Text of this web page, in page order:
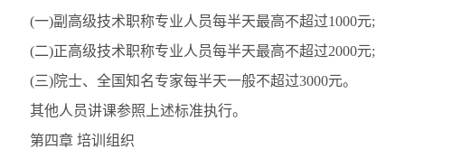
(一)副高级技术职称专业人员每半天最高不超过1000元;
(二)正高级技术职称专业人员每半天最高不超过2000元;
(三)院士、全国知名专家每半天一般不超过3000元。
其他人员讲课参照上述标准执行。
第四章 培训组织